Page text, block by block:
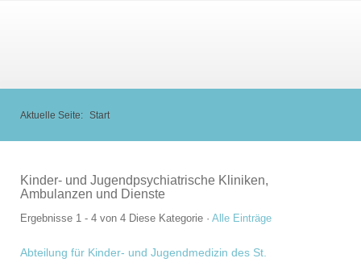
Aktuelle Seite: Start
Kinder- und Jugendpsychiatrische Kliniken,
Ambulanzen und Dienste
Ergebnisse 1 - 4 von 4 Diese Kategorie · Alle Einträge
Abteilung für Kinder- und Jugendmedizin des St.